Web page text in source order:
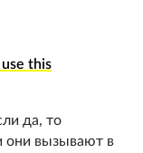
this
да, то
они вызывают в